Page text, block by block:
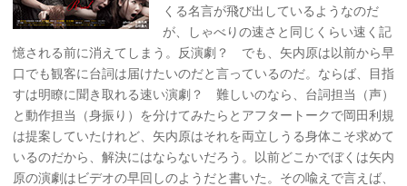
くる名言が飛び出しているようなのだ
が、しゃべりの速さと同じくらい速く記
憶される前に消えてしまう。反演劇？ でも、矢内原は以前から早
口でも観客に台詞は届けたいのだと言っているのだ。ならば、目指
すは明瞭に聞き取れる速い演劇？ 難しいのなら、台詞担当（声）
と動作担当（身振り）を分けてみたらとアフタートークで岡田利規
は提案していたけれど、矢内原はそれを両立しうる身体こそ求めて
いるのだから、解決にはならないだろう。以前どこかでぼくは矢内
原の演劇はビデオの早回しのようだと書いた。その喩えで言えば、